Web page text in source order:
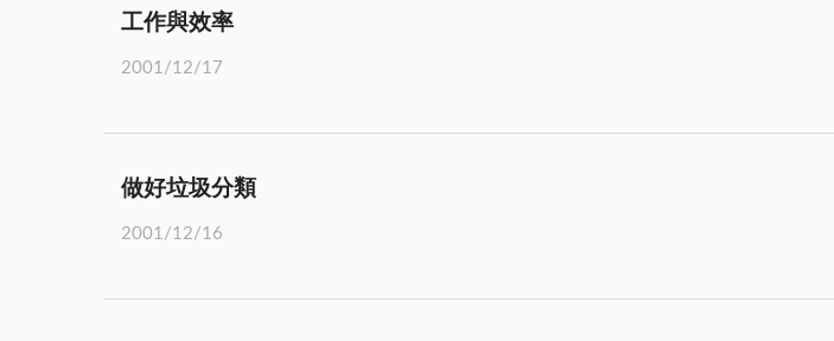
工作與效率
2001/12/17
做好垃圾分類
2001/12/16